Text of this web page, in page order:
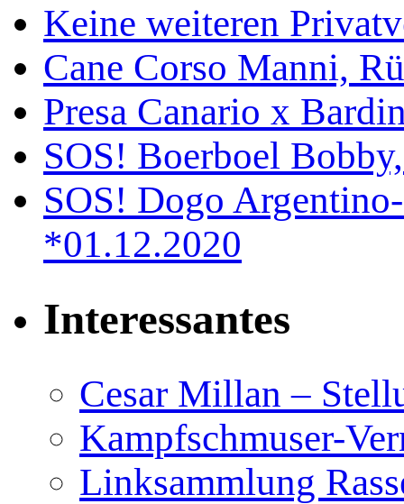
Keine weiteren
Cane Corso Manni,
Presa Canario x
SOS! Boerboel
SOS! Dogo
*01.12.2020
Interessantes
Cesar Millan –
Kampfschmuser-
Linksammlung